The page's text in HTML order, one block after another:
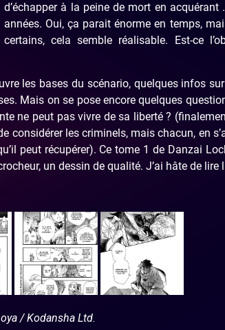
d’échapper à la peine de mort en acquérant
années. Oui, ça parait énorme en temps,
certains, cela semble réalisable. Est-ce
les bases du scénario, quelques infos
Mais on se pose encore quelques
ne peut pas vivre de sa liberté ?
considérer les criminels, mais chacun, en
peut récupérer). Ce tome 1 de Danzai
un dessin de qualité. J’ai hâte de lire
/ Kodansha Ltd.